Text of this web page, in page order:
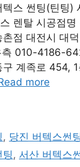
스 썬팅(틴팅)
렌탈 시공점명
점 대전시 대
측 010-4186-
계족로 454,
more
, 당진 버텍스썬
, 서산 버텍스